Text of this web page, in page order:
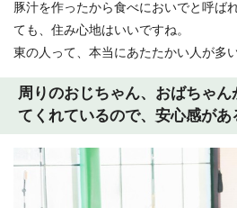
豚汁を作ったから食べにおいでと呼ば
ても、住み心地はいいですね。
東の人って、本当にあたたかい人が多
周りのおじちゃん、おばちゃ
てくれているので、安心感があ